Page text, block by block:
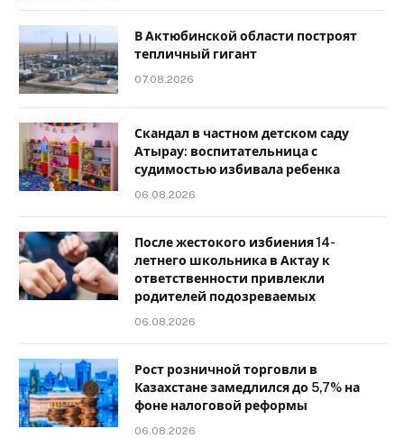
В Актюбинской области построят
тепличный гигант
07.08.2026
Скандал в частном детском саду
Атырау: воспитательница с
судимостью избивала ребенка
06.08.2026
После жестокого избиения 14-
летнего школьника в Актау к
ответственности привлекли
родителей подозреваемых
06.08.2026
Рост розничной торговли в
Казахстане замедлился до 5,7% на
фоне налоговой реформы
06.08.2026